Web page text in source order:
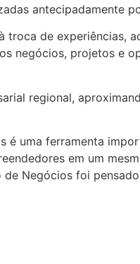
antecipadamente
troca de experiências,
negócios, projetos e
regional,
é uma ferramenta
em um
Negócios foi